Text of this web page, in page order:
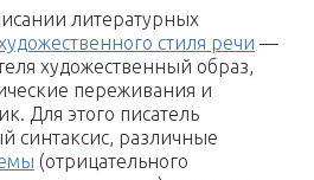
литературных
художественного стиля речи —
художественный образ,
переживания и
Для этого писатель
синтаксис, различные
(отрицательного